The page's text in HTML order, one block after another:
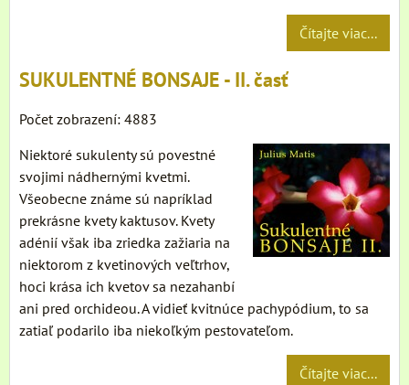
Čítajte viac...
SUKULENTNÉ BONSAJE - II. časť
Počet zobrazení: 4883
Niektoré sukulenty sú povestné
svojimi nádhernými kvetmi.
Všeobecne známe sú napríklad
prekrásne kvety kaktusov. Kvety
adénií však iba zriedka zažiaria na
niektorom z kvetinových veľtrhov,
hoci krása ich kvetov sa nezahanbí
ani pred orchideou. A vidieť kvitnúce pachypódium, to sa
zatiaľ podarilo iba niekoľkým pestovateľom.
Čítajte viac...